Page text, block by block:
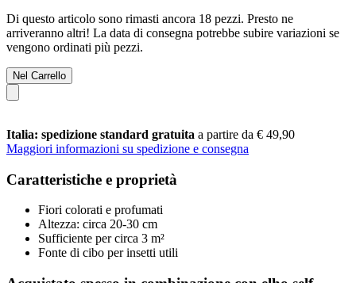
Di questo articolo sono rimasti ancora 18 pezzi. Presto ne
arriveranno altri! La data di consegna potrebbe subire variazioni se
vengono ordinati più pezzi.
Nel Carrello
Italia: spedizione standard gratuita a partire da € 49,90
Maggiori informazioni su spedizione e consegna
Caratteristiche e proprietà
Fiori colorati e profumati
Altezza: circa 20-30 cm
Sufficiente per circa 3 m²
Fonte di cibo per insetti utili